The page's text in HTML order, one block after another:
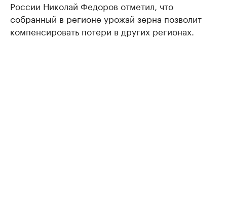
России Николай Федоров отметил, что
собранный в регионе урожай зерна позволит
компенсировать потери в других регионах.